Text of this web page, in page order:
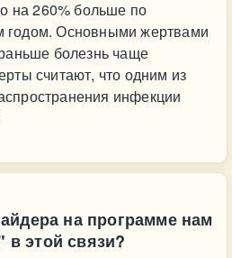
на 260% больше по
Основными жертвами
болезнь чаще
считают, что одним из
инфекции
на программе нам
этой связи?